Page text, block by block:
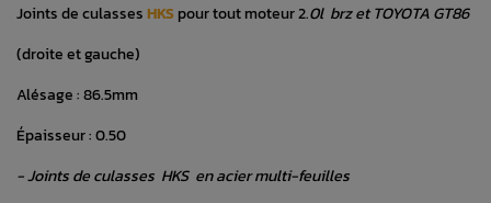
Joints de culassesHKSpour tout moteur 2.0l brz et TOYOTA GT86
(droite et gauche)
Alésage : 86.5mm
Épaisseur : 0.50
- Joints de culasses HKS en acier multi-feuilles